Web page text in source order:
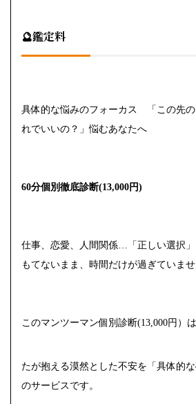
🔮鑑定料
具体的な悩みのフォーカス 「この先の
れでいいの？」悩むあなたへ
60分個別徹底診断(13,000円)
仕事、恋愛、人間関係…「正しい選択
もてないまま、時間だけが過ぎていませ
このマンツーマン個別診断(13,000円）
たが抱える漠然とした不安を「具体的
のサービスです。